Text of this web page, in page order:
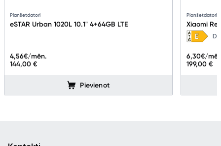
Planšetdatori
eSTAR Urban 1020L 10.1" 4+64GB LTE
144,00 €
4,56€/mēn.
Pievienot
Planšetdatori
Xiaomi
199,00 €
6,30€/